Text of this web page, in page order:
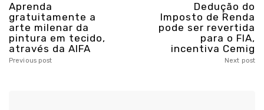
Aprenda
gratuitamente a
arte milenar da
pintura em tecido,
através da AIFA
Previous post
Dedução do
Imposto de Renda
pode ser revertida
para o FIA,
incentiva Cemig
Next post